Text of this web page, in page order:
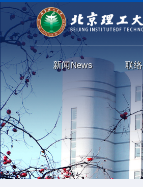
新闻News 联络